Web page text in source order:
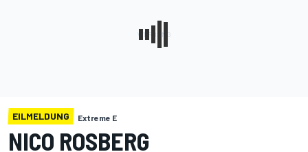
EILMELDUNG Extreme E
NICO ROSBERG